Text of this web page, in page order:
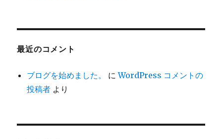
最近のコメント
ブログを始めました。 にWordPress コメントの
投稿者 より